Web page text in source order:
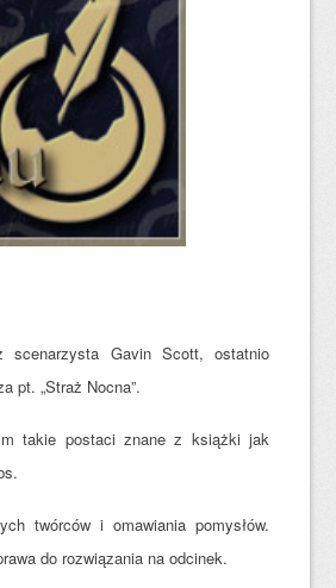
Gavin Scott, ostatnio
pt. „Straż Nocna”.
takie postaci znane z książki jak
twórców i omawiania pomysłów.
do rozwiązania na odcinek.